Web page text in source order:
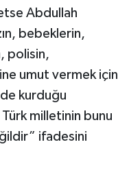
Abdullah
bebeklerin,
polisin,
umut vermek için
kurduğu
milletinin bunu
ifadesini